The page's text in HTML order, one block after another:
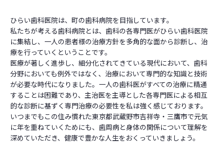
ひらい歯科医院は、町の歯科病院を目指しています。
私たちが考える歯科病院とは、歯科の各専門医がひらい歯科医院
に集結し、一人の患者様の治療方針を多角的な面から診断し、治
療を行っていくということです。
医療が著しく進歩し、細分化されてきている現代において、歯科
分野においても例外ではなく、治療において専門的な知識と技術
が必要な時代になりました。一人の歯科医がすべての治療に精通
することは困難であり、主治医を主導とした各専門医による相互
的な診断に基ずく専門治療の必要性を私は強く感じております。
いつまでもこの住み慣れた東京都武蔵野市吉祥寺・三鷹市で元気
に年を重ねていくためにも、歯周病と身体の関係について理解を
深めていただき、健康で豊かな人生をおくっていきましょう。